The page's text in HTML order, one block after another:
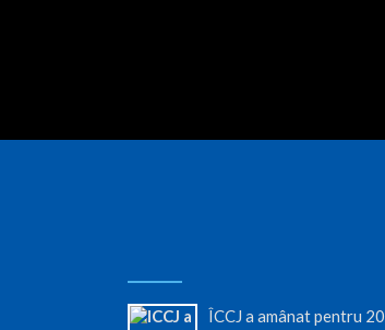
ÎCCJ a amânat pentru 20